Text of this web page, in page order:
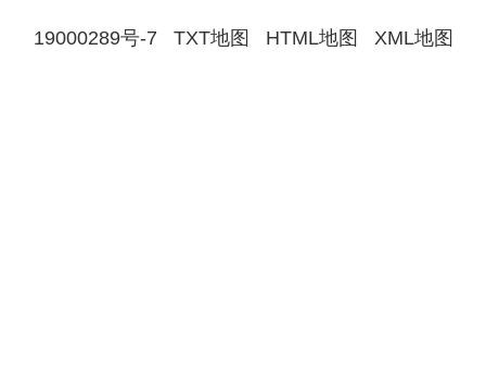
19000289号-7 TXT地图 HTML地图 XML地图